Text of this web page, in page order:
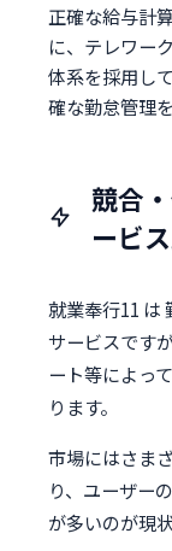
正確な給与計
に、テレワー
体系を採用し
確な勤怠管理
競合
ービ
就業奉行11 は
サービスです
ート等によっ
ります。
市場にはさま
り、ユーザー
が多いのが現状